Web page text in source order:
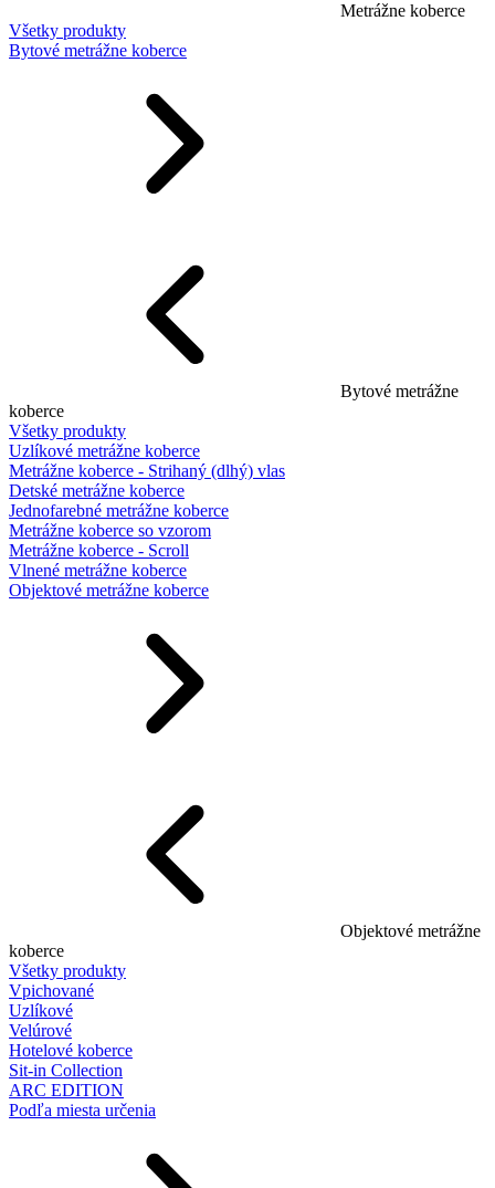
Metrážne koberce
Všetky produkty
Bytové metrážne koberce
Bytové metrážne
koberce
Všetky produkty
Uzlíkové metrážne koberce
Metrážne koberce - Strihaný (dlhý) vlas
Detské metrážne koberce
Jednofarebné metrážne koberce
Metrážne koberce so vzorom
Metrážne koberce - Scroll
Vlnené metrážne koberce
Objektové metrážne koberce
Objektové metrážne
koberce
Všetky produkty
Vpichované
Uzlíkové
Velúrové
Hotelové koberce
Sit-in Collection
ARC EDITION
Podľa miesta určenia